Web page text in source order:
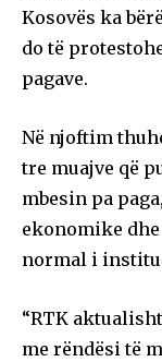
Kosovës ka
do të
pagave.
Në njoftim
tre muajve që
mbesin pa
ekonomike
normal i
“RTK
me rëndësi të